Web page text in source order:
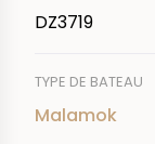
DZ3719
TYPE DE BATEAU
Malamok